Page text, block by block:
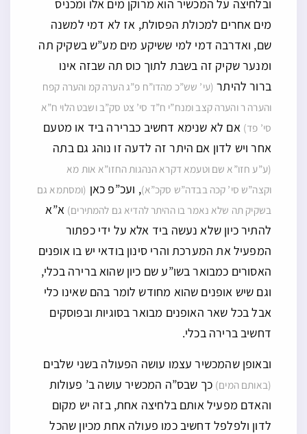
ובלחיצה על המכשיר הוא מרוקן מים אלו ומכניס
מים אחרים למכולת הפסולת, אז לא דמי למשנה
שם, ואדרבה דמי למי ששיקע מים מע”ש בשקיק תה
ומנער שקיק זה בשבת לתוך כוס תה שבזה אינו
ברור להיתר (עי’ שש”כ מהדו”ח פ”ג הערה קמ והערה קפח
והערה ר והערה קצב ומנח”י ח”ד סי’ צט סק”ב ושבט הלוי ח”א
סי’ פד) אם לא שנימא דחשיב כברירה ביד או מטעם
אחר ויש לדון אם היתר זה לדעה זו נוהג גם בתה
(ע”ע חזו”א שם וטעמא דקרא הנהגות החזו”א אות מא
וקצה”ש סי’ קכה בבדה”ש סקכ”א), ועכ”פ כאן (ומסתמא גם
בשקיק תה שלא נאמר בו ההיתר להדיא גם להמתירים) א”א
להתיר כיון שלא נעשה ביד אלא על ידי כפתור
המפעיל את המערכת והרי סינון בודאי יש בו אופנים
האסורים כמבואר בשו”ע שם כיון שהוא ברירה בכלי,
וגם שיש אופנים שהוא מחודש לומר בהם שאינו כלי
אבל בכל שאר האופנים מבואר בסוגיות ובפוסקים
דחשיב ברירה בכלי.
ובאופן שהמכשיר עצמו עושה הפעולה בשני שלבים
(באותם המים) כך שבס”ה המכשיר עושה ב’ פעולות
והאדם מפעיל אותם בלחיצה אחת, בזה יש מקום
לדון ולפלפל דחשיב כמו פעולה אחת מכיון שהכל